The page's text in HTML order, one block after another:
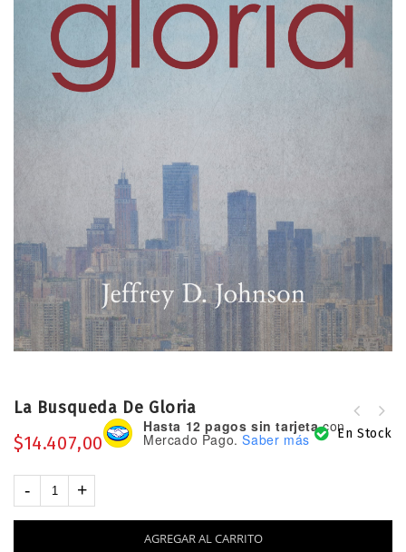
La Busqueda De Gloria
$14.407,00 En Stock
Hasta 12 pagos sin tarjetacon
Mercado Pago. Saber más
AGREGAR AL CARRITO